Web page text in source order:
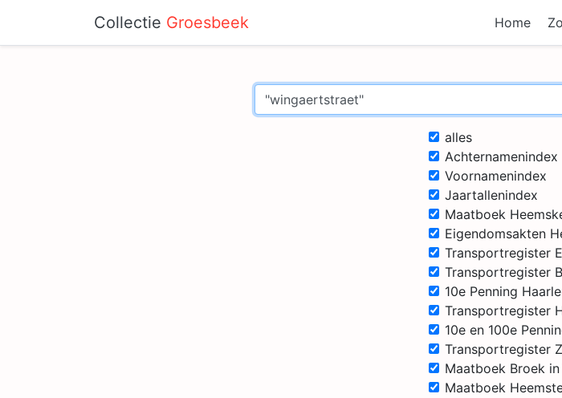
Collectie Groesbeek Home
alles
Achternamenindex
Voornamenindex
Jaartallenindex
Maatboek
Eigendomsakten
Transportregister
Transportregister
10e Penning
Transportregister
10e en 100e
Transportregister
Maatboek Broek
Maatboek